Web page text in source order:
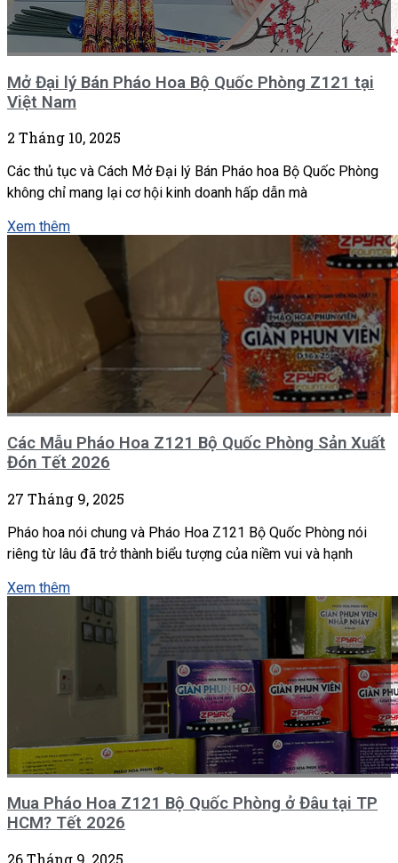
Mở Đại lý Bán Pháo Hoa Bộ Quốc Phòng Z121 tại
Việt Nam
2 Tháng 10, 2025
Các thủ tục và Cách Mở Đại lý Bán Pháo hoa Bộ Quốc Phòng
không chỉ mang lại cơ hội kinh doanh hấp dẫn mà
Xem thêm
Các Mẫu Pháo Hoa Z121 Bộ Quốc Phòng Sản Xuất
Đón Tết 2026
27 Tháng 9, 2025
Pháo hoa nói chung và Pháo Hoa Z121 Bộ Quốc Phòng nói
riêng từ lâu đã trở thành biểu tượng của niềm vui và hạnh
Xem thêm
Mua Pháo Hoa Z121 Bộ Quốc Phòng ở Đâu tại TP
HCM? Tết 2026
26 Tháng 9, 2025